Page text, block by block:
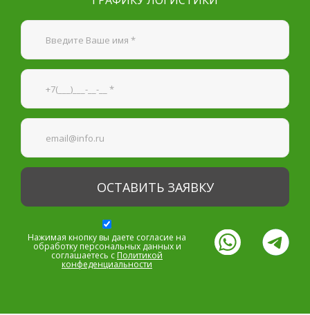
Я согласен наобработку персональных данных
Нажимая кнопку вы даете согласие на
обработку персональных данных и
соглашаетесь с Политикой
конфеденциальности